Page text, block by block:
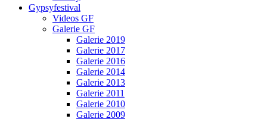
Gypsyfestival
Videos GF
Galerie GF
Galerie 2019
Galerie 2017
Galerie 2016
Galerie 2014
Galerie 2013
Galerie 2011
Galerie 2010
Galerie 2009